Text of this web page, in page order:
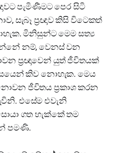
පැමිණීමට පෙර සිටි
සැබෑ ප්‍රඥාව කිසි විටෙකත්
මිනිසුන්ට මෙම සත්‍ය
නම්, වෙනස් වන
ප්‍රඥාවෙන් යුත් ජීවිතයක්
කිව නොහැක. මෙය
ජීවිතය ප්‍රකාශ කරන
එසේම එවැනි
ගත හැක්කේ තම
පමණි.